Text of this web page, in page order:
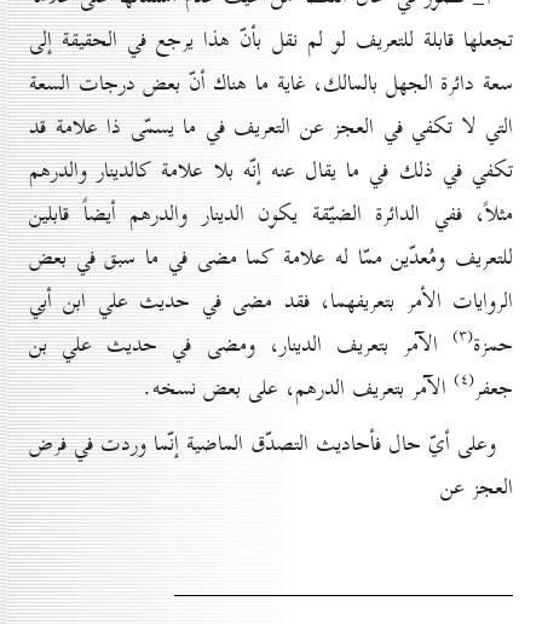
تجعلها قابلة للتعريف لو لم نقل بأنّ هذا يرجع في الحقيقة إلى
سعة دائرة الجهل بالمالك، غاية ما هناك أنّ بعض درجات السعة
التي لا تكفي في العجز عن التعريف في ما يسمّى ذا علامة قد
تكفي في ذلك في ما يقال عنه إنّه بلا علامة كالدينار والدرهم
مثلاً، ففي الدائرة الضيّقة يكون الدينار والدرهم أيضاً قابلين
للتعريف ومُعدّين ممّا له علامة كما مضى في ما سبق في بعض
الروايات الأمر بتعريفهما، فقد مضى في حديث علي ابن أبي
حمزة(۳)
الآمر بتعريف الدينار، ومضى في حديث علي بن
جعفر(٤)
الآمر بتعريف الدرهم، على بعض نسخه.
وعلى أيّ حال فأحاديث التصدّق الماضية إنّما وردت في فرض
العجز عن